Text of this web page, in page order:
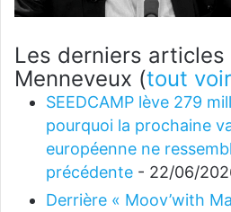
Les derniers articles
Menneveux (tout voir
SEEDCAMP lève 279
pourquoi la prochaine
européenne ne
précédente - 22/06/
Derrière « Moov’with